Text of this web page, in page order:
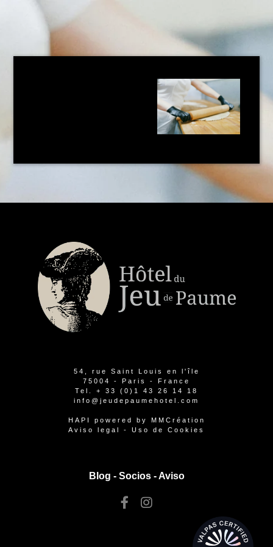
54, rue Saint Louis en l'île
75004 - Paris - France
Tel. + 33 (0)1 43 26 14 18
info@jeudepaumehotel.com
HAPI powered by MMCréation
Aviso legal
- Uso de Cookies
Blog - Socios-Aviso